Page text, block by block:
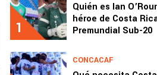
1
Quién es Ian
héroe de Costa
Premundial Sub-20
CONCACAF